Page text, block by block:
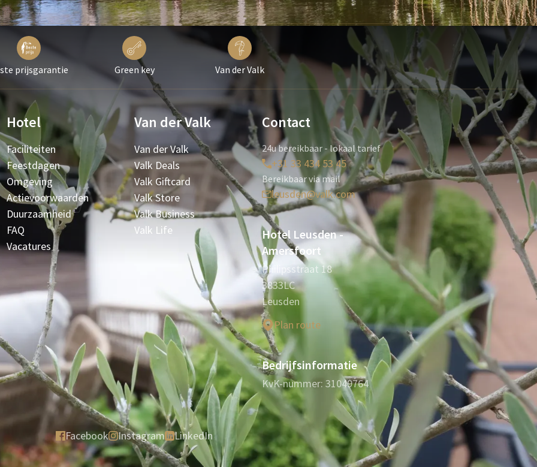
prijsgarantie Green key Van der Valk
Hotel
Faciliteiten
Feestdagen
Omgeving
Actievoorwaarden
Duurzaamheid
FAQ
Vacatures
Van der Valk
Van der Valk
Valk Deals
Valk Giftcard
Valk Store
Valk Business
Valk Life
Contact
24u bereikbaar - lokaal tarief
+31 33 434 53 45
Bereikbaar via mail
leusden@valk.com
Hotel Leusden -
Amersfoort
Philipsstraat 18
3833LC
Leusden
Plan route
Bedrijfsinformatie
KvK-nummer: 31049764
Facebook Instagram LinkedIn